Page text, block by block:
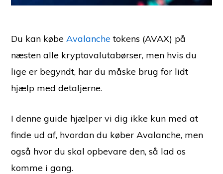
Du kan købeAvalanchetokens (AVAX) på
næsten alle kryptovalutabørser, men hvis du
lige er begyndt, har du måske brug for lidt
hjælp med detaljerne.
I denne guide hjælper vi dig ikke kun med at
finde ud af, hvordan du køber Avalanche, men
også hvor du skal opbevare den, så lad os
komme i gang.